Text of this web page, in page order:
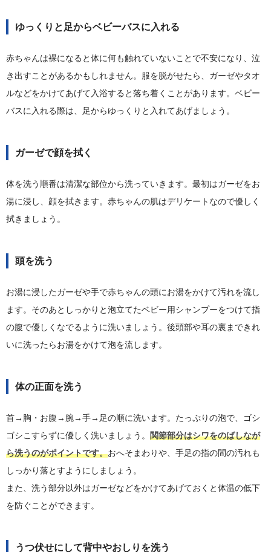
ゆっくりと足からベビーバスに入れる
赤ちゃんは裸になると体に何も触れていないことで不安になり、泣
き出すことがあるかもしれません。服を脱がせたら、ガーゼやタオ
ルなどをかけてあげて入浴すると落ち着くことがあります。ベビー
バスに入れる際は、足からゆっくりと入れてあげましょう。
ガーゼで顔を拭く
体を洗う順番は清潔な部位から洗っていきます。最初はガーゼをお
湯に浸し、顔を拭きます。赤ちゃんの肌はデリケートなので優しく
拭きましょう。
頭を洗う
お湯に浸したガーゼや手で赤ちゃんの頭にお湯をかけて汚れを流し
ます。そのあとしっかりと泡立てたベビー用シャンプーをつけて指
の腹で優しくなでるように洗いましょう。後頭部や耳の裏まできれ
いに洗ったらお湯をかけて泡を流します。
体の正面を洗う
首→胸・お腹→腕→手→足の順に洗います。たっぷりの泡で、ゴシ
ゴシこすらずに優しく洗いましょう。 関節部分はシワをのばしなが
ら洗うのがポイントです。おへそまわりや、手足の指の間の汚れも
しっかり落とすようにしましょう。
また、洗う部分以外はガーゼなどをかけてあげておくと体温の低下
を防ぐことができます。
うつ伏せにして背中やおしりを洗う